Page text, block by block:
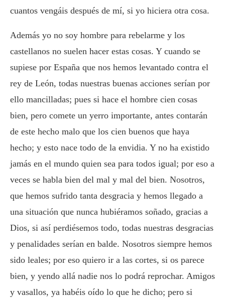
cuantos vengáis después de mí, si yo hiciera otra cosa.
Además yo no soy hombre para rebelarme y los
castellanos no suelen hacer estas cosas. Y cuando se
supiese por España que nos hemos levantado contra el
rey de León, todas nuestras buenas acciones serían por
ello mancilladas; pues si hace el hombre cien cosas
bien, pero comete un yerro importante, antes contarán
de este hecho malo que los cien buenos que haya
hecho; y esto nace todo de la envidia. Y no ha existido
jamás en el mundo quien sea para todos igual; por eso a
veces se habla bien del mal y mal del bien. Nosotros,
que hemos sufrido tanta desgracia y hemos llegado a
una situación que nunca hubiéramos soñado, gracias a
Dios, si así perdiésemos todo, todas nuestras desgracias
y penalidades serían en balde. Nosotros siempre hemos
sido leales; por eso quiero ir a las cortes, si os parece
bien, y yendo allá nadie nos lo podrá reprochar. Amigos
y vasallos, ya habéis oído lo que he dicho; pero si